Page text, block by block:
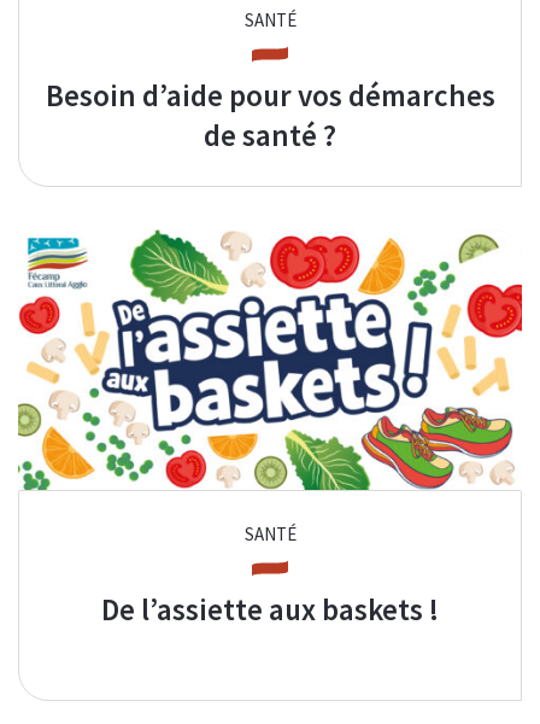
SANTÉ
Besoin d’aide pour vos démarches
de santé ?
SANTÉ
De l’assiette aux baskets !